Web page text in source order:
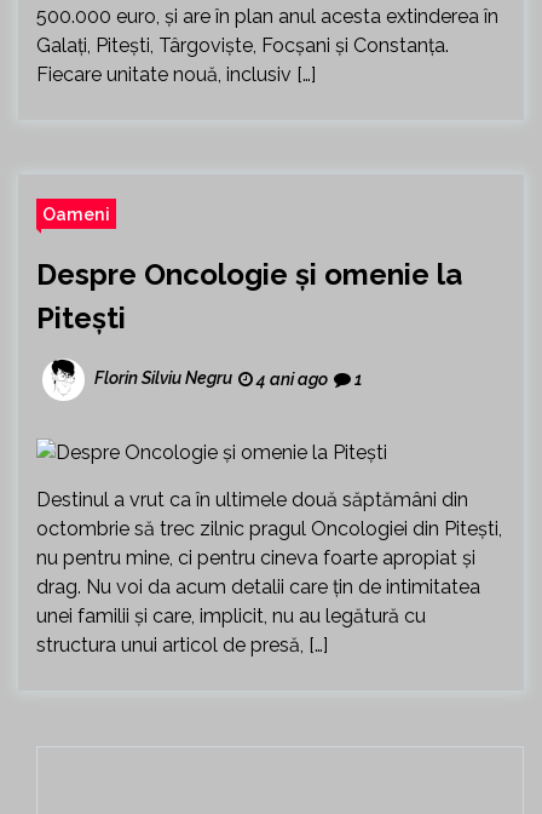
500.000 euro, şi are în plan anul acesta extinderea în
Galaţi, Piteşti, Târgovişte, Focşani şi Constanţa.
Fiecare unitate nouă, inclusiv […]
Oameni
Despre Oncologie și omenie la
Pitești
Florin Silviu Negru 4 ani ago 1
Destinul a vrut ca în ultimele două săptămâni din
octombrie să trec zilnic pragul Oncologiei din Pitești,
nu pentru mine, ci pentru cineva foarte apropiat și
drag. Nu voi da acum detalii care țin de intimitatea
unei familii și care, implicit, nu au legătură cu
structura unui articol de presă, […]